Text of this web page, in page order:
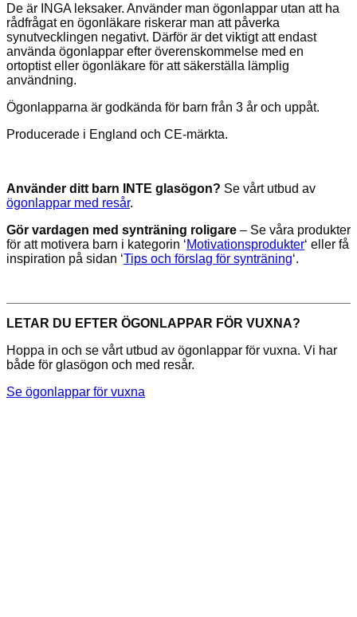
De är INGA leksaker. Använder man ögonlappar utan att ha
rådfrågat en ögonläkare riskerar man att påverka
synutvecklingen negativt. Därför är det viktigt att endast
använda ögonlappar efter överenskommelse med en
ortoptist eller ögonläkare för att säkerställa lämplig
användning.
Ögonlapparna är godkända för barn från 3 år och uppåt.
Producerade i England och CE-märkta.
Använder ditt barn INTE glasögon? Se vårt utbud av
ögonlappar med resår.
Gör vardagen med synträning roligare – Se våra produkter
för att motivera barn i kategorin ‘Motivationsprodukter‘ eller få
inspiration på sidan ‘Tips och förslag för synträning‘.
LETAR DU EFTER ÖGONLAPPAR FÖR VUXNA?
Hoppa in och se vårt utbud av ögonlappar för vuxna. Vi har
både för glasögon och med resår.
Se ögonlappar för vuxna